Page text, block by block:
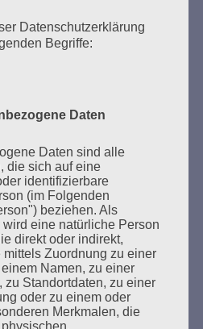
Marathonlesung anlässlich
von Büchern am
und Burschenschaftler
lesezeichen-setzen.de
BEGINNT IN
Datenschutzerklärung
Begriffe:
Daten
Daten sind alle
die sich auf eine
identifizierbare
(im Folgenden
beziehen. Als
eine natürliche Person
direkt oder indirekt,
mittels Zuordnung zu einer
Namen, zu einer
zu Standortdaten, zu einer
oder zu einem oder
Merkmalen, die